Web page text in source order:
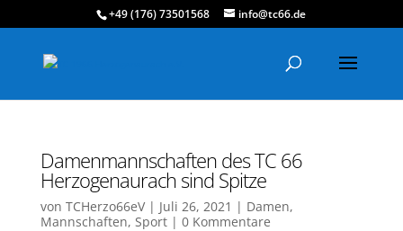
+49 (176) 73501568 info@tc66.de
Damenmannschaften des TC 66
Herzogenaurach sind Spitze
von TCHerzo66eV| Juli 26, 2021 | Damen,
Mannschaften, Sport| 0 Kommentare